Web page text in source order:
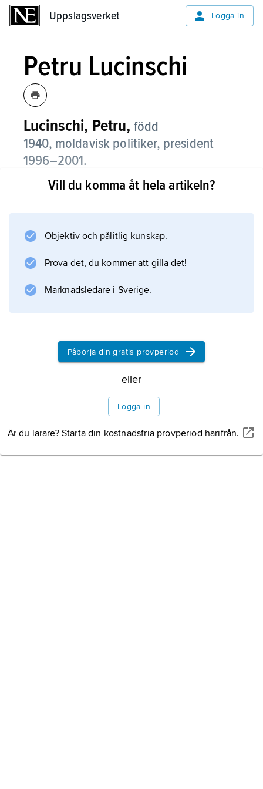
Uppslagsverket Logga in
Petru Lucinschi
Lucinschi, Petru, född
1940, moldavisk politiker, president
1996–2001.
Petru Lucinschi var förste partisekreterare i
talman i republikens parlament. Som
samarbete med övriga OSS-länder, särskilt
med Ryssland.
Information om artikeln
Vill du komma åt hela artikeln?
Objektiv och pålitlig kunskap.
Prova det, du kommer att gilla det!
Marknadsledare i Sverige.
Påbörja din gratis provperiod
eller
Logga in
Är du lärare? Starta din kostnadsfria provperiod härifrån.